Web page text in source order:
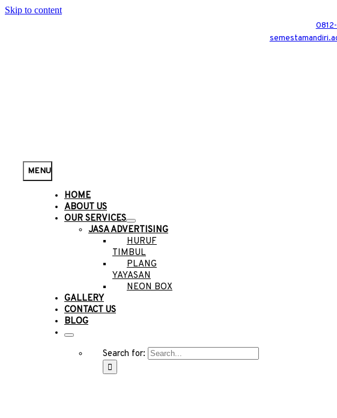
Skip to content
MENU
HOME
ABOUT US
OUR SERVICES
JASA ADVERTISING
HURUF
TIMBUL
PLANG
YAYASAN
NEON BOX
GALLERY
CONTACT US
BLOG
Search for: